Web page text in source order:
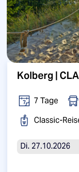
Kolberg |
7 Tage
Classic-
Di. 27.10.2026